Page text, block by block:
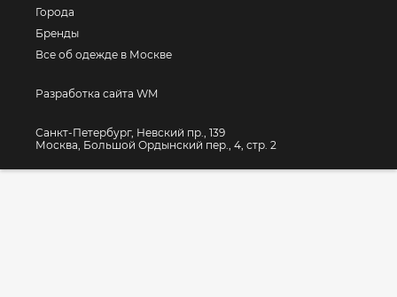
Города
Бренды
Все об одежде в Москве
Разработка сайта WM
Санкт-Петербург, Невский пр., 139
Москва, Большой Ордынский пер., 4, стр. 2